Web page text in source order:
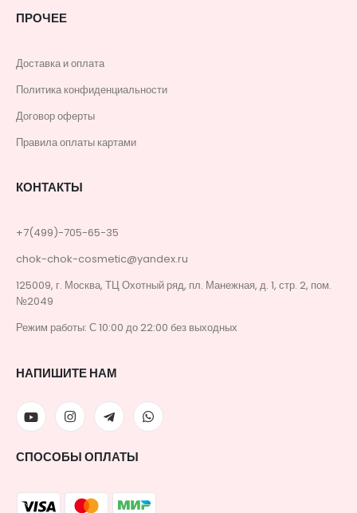
ПРОЧЕЕ
Доставка и оплата
Политика конфиденциальности
Договор оферты
Правила оплаты картами
КОНТАКТЫ
+7(499)-705-65-35
chok-chok-cosmetic@yandex.ru
125009, г. Москва, ТЦ Охотный ряд, пл. Манежная, д. 1, стр. 2, пом.
№2049
Режим работы: С 10:00 до 22:00 без выходных
НАПИШИТЕ НАМ
СПОСОБЫ ОПЛАТЫ